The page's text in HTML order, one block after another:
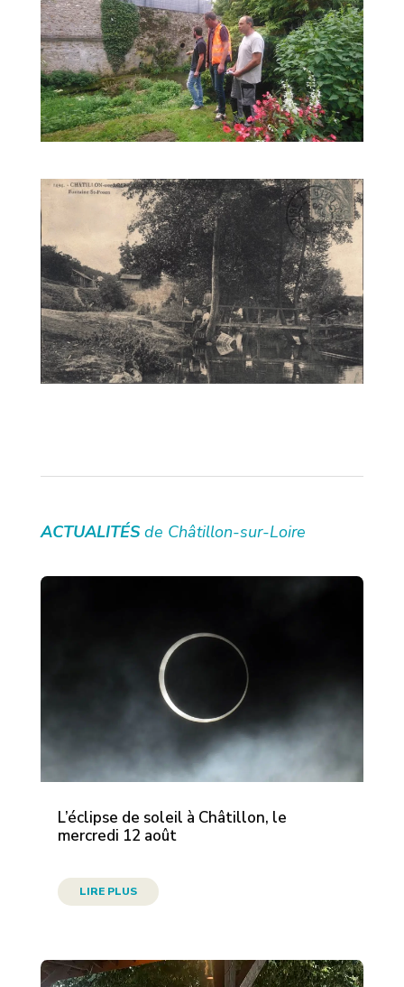
ACTUALITÉS de Châtillon-sur-Loire
L’éclipse de soleil à Châtillon, le
mercredi 12 août
LIRE PLUS